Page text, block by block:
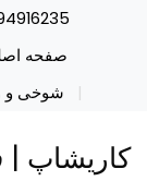
صفحه
شوخی و
کاریشاپ